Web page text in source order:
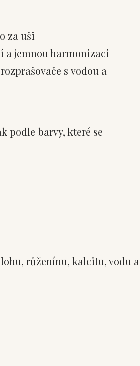
za uši
a jemnou harmonizaci
s vodou a
podle barvy, které se
růženínu, kalcitu, vodu a